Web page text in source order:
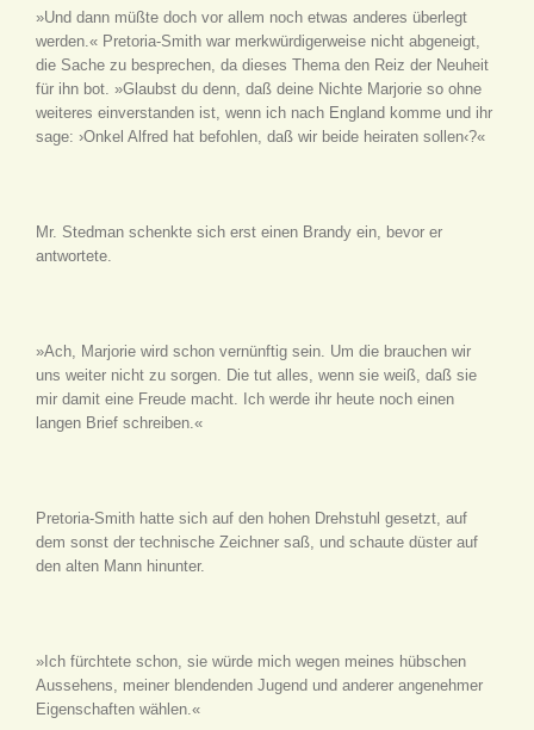
»Und dann müßte doch vor allem noch etwas anderes überlegt
werden.« Pretoria-Smith war merkwürdigerweise nicht abgeneigt,
die Sache zu besprechen, da dieses Thema den Reiz der Neuheit
für ihn bot. »Glaubst du denn, daß deine Nichte Marjorie so ohne
weiteres einverstanden ist, wenn ich nach England komme und ihr
sage: ›Onkel Alfred hat befohlen, daß wir beide heiraten sollen‹?«
Mr. Stedman schenkte sich erst einen Brandy ein, bevor er
antwortete.
»Ach, Marjorie wird schon vernünftig sein. Um die brauchen wir
uns weiter nicht zu sorgen. Die tut alles, wenn sie weiß, daß sie
mir damit eine Freude macht. Ich werde ihr heute noch einen
langen Brief schreiben.«
Pretoria-Smith hatte sich auf den hohen Drehstuhl gesetzt, auf
dem sonst der technische Zeichner saß, und schaute düster auf
den alten Mann hinunter.
»Ich fürchtete schon, sie würde mich wegen meines hübschen
Aussehens, meiner blendenden Jugend und anderer angenehmer
Eigenschaften wählen.«